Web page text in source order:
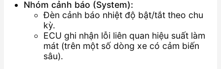
Nhóm cảnh báo (System):
Đèn cảnh báo nhiệt độ bật/tắt theo chu
kỳ.
ECU ghi nhận lỗi liên quan hiệu suất làm
mát (trên một số dòng xe có cảm biến
sâu).